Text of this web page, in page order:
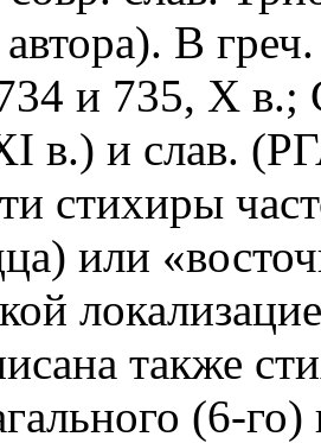
В
и 735, X
в.) и слав.
стихиры
или
также
(6-го)